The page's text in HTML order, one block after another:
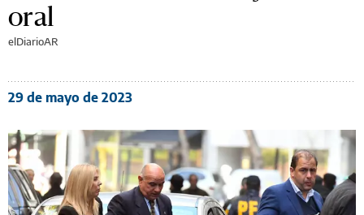
oral
elDiarioAR
29 de mayo de 2023